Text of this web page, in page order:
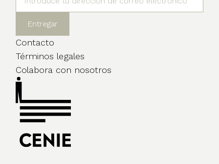
Contacto
Términos legales
Colabora con nosotros